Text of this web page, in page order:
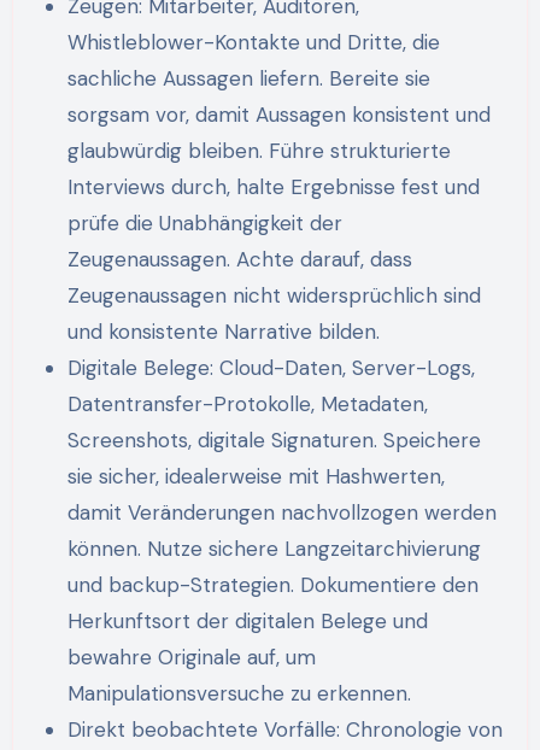
Zeugen: Mitarbeiter, Auditoren,
Whistleblower-Kontakte und Dritte, die
sachliche Aussagen liefern. Bereite sie
sorgsam vor, damit Aussagen konsistent und
glaubwürdig bleiben. Führe strukturierte
Interviews durch, halte Ergebnisse fest und
prüfe die Unabhängigkeit der
Zeugenaussagen. Achte darauf, dass
Zeugenaussagen nicht widersprüchlich sind
und konsistente Narrative bilden.
Digitale Belege: Cloud-Daten, Server-Logs,
Datentransfer-Protokolle, Metadaten,
Screenshots, digitale Signaturen. Speichere
sie sicher, idealerweise mit Hashwerten,
damit Veränderungen nachvollzogen werden
können. Nutze sichere Langzeitarchivierung
und backup-Strategien. Dokumentiere den
Herkunftsort der digitalen Belege und
bewahre Originale auf, um
Manipulationsversuche zu erkennen.
Direkt beobachtete Vorfälle: Chronologie von